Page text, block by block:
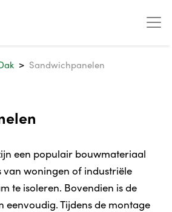
Sandwichpanelen
een populair bouwmateriaal
van woningen of industriële
te isoleren. Bovendien is de
eenvoudig. Tijdens de montage